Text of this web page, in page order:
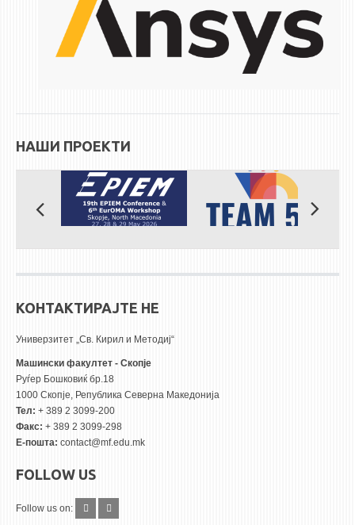
ЕКВИВАЛЕНЦИИ ОД СТАРИ СТУДИСКИ ПРОГРАМИ
ОГЛАСНА ТАБЛА
БИБЛИОТЕКА
ДА ВИНЧИ МАГАЗИН
СТИПЕНДИИ/ПРАКСИ
КОНТАКТ
НАШИ ПРОЕКТИ
КОНТАКТИРАЈТЕ НЕ
Универзитет „Св. Кирил и Методиј“
Машински факултет - Скопје
Руѓер Бошковиќ бр.18
1000 Скопје, Република Северна Македонија
Тел: + 389 2 3099-200
Факс: + 389 2 3099-298
Е-пошта: contact@mf.edu.mk
FOLLOW US
Follow us on: